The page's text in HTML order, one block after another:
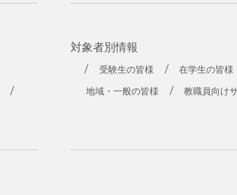
対象者別情報
受験生の皆様 在学生の皆様
地域・一般の皆様 教職員向け